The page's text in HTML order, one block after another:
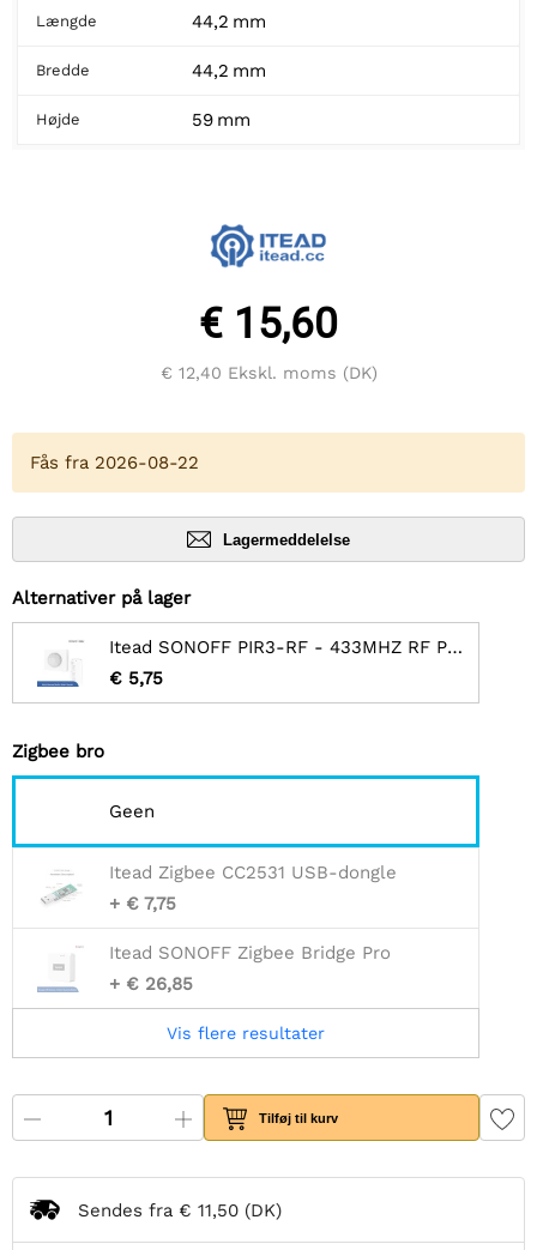
Længde 44,2 mm
Bredde 44,2 mm
Højde 59 mm
€ 15,60
€ 12,40 Ekskl. moms (DK)
Fås fra 2026-08-22
Lagermeddelelse
Alternativer på lager
Itead SONOFF PIR3-RF - 433MHZ RF PIR bevægelsessensor
€ 5,75
Zigbee bro
Geen
Itead Zigbee CC2531 USB-dongle
+ € 7,75
Itead SONOFF Zigbee Bridge Pro
+ € 26,85
Vis flere resultater
Tilføj til kurv
Sendes fra € 11,50 (DK)